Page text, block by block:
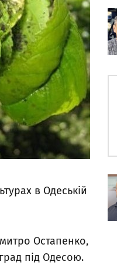
в Одеській
Остапенко,
під Одесою.